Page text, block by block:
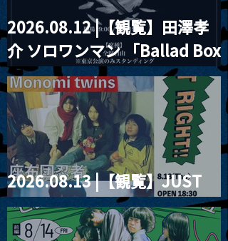
2026.08.12 |【観覧】田澤孝
介 ソロワンマン 「Ballad Box
2026」
2026.08.13 |【観覧】JUST
RIGHT!! vol.26